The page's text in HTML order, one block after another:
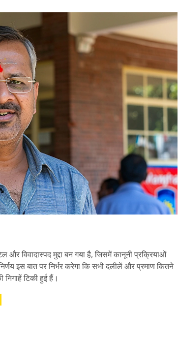
विवादास्पद मुद्दा बन गया है, जिसमें कानूनी प्रक्रियाओं
इस बात पर निर्भर करेगा कि सभी दलीलें और प्रमाण कितने
टिकी हुई हैं।